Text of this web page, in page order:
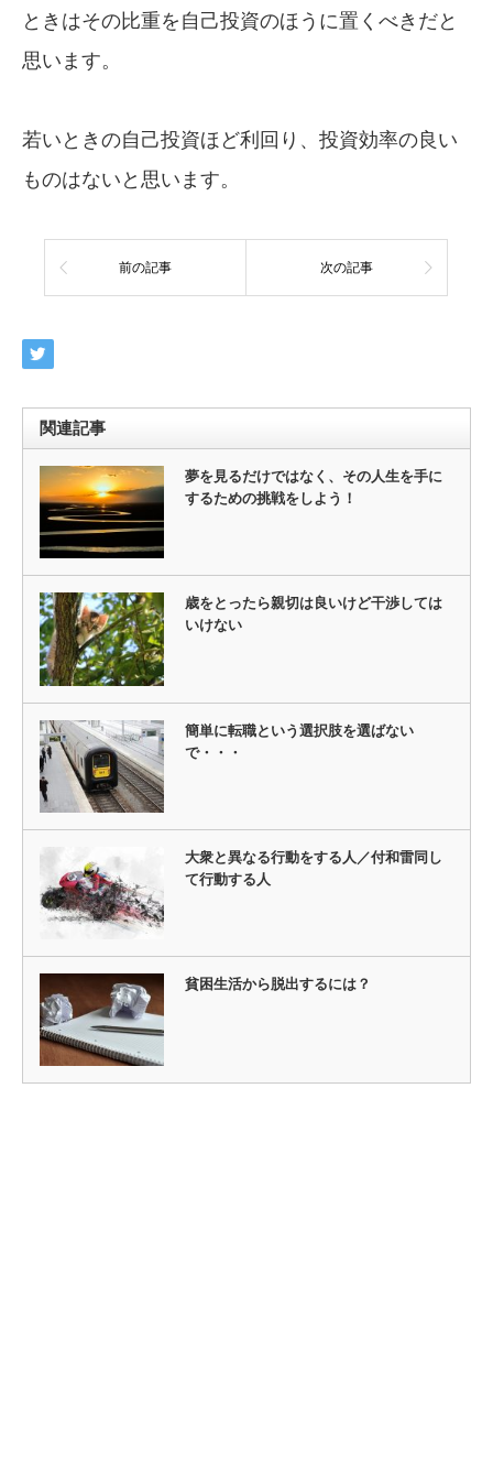
ときはその比重を自己投資のほうに置くべきだと
思います。
若いときの自己投資ほど利回り、投資効率の良い
ものはないと思います。
前の記事 次の記事
関連記事
夢を見るだけではなく、その人生を手に
するための挑戦をしよう！
歳をとったら親切は良いけど干渉しては
いけない
簡単に転職という選択肢を選ばない
で・・・
大衆と異なる行動をする人／付和雷同し
て行動する人
貧困生活から脱出するには？